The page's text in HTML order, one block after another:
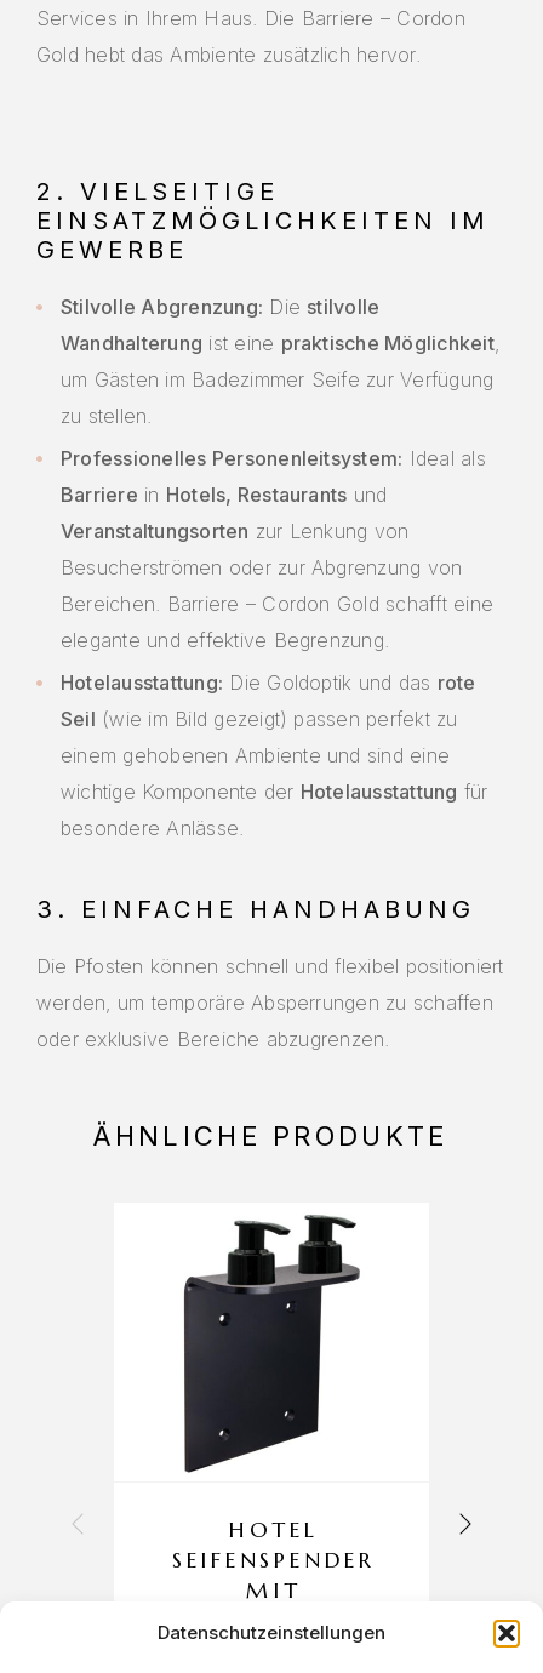
Datenschutzeinstellungen
Services in Ihrem Haus. Die Barriere – Cordon
Gold hebt das Ambiente zusätzlich hervor.
2. VIELSEITIGE
EINSATZMÖGLICHKEITEN IM
GEWERBE
Stilvolle Abgrenzung: Die stilvolle
Wandhalterung ist eine praktische Möglichkeit,
um Gästen im Badezimmer Seife zur Verfügung
zu stellen.
Professionelles Personenleitsystem: Ideal als
Barriere in Hotels, Restaurants und
Veranstaltungsorten zur Lenkung von
Besucherströmen oder zur Abgrenzung von
Bereichen. Barriere – Cordon Gold schafft eine
elegante und effektive Begrenzung.
Hotelausstattung: Die Goldoptik und das rote
Seil (wie im Bild gezeigt) passen perfekt zu
einem gehobenen Ambiente und sind eine
wichtige Komponente der Hotelausstattung für
besondere Anlässe.
3. EINFACHE HANDHABUNG
Die Pfosten können schnell und flexibel positioniert
werden, um temporäre Absperrungen zu schaffen
oder exklusive Bereiche abzugrenzen.
ÄHNLICHE PRODUKTE
HOTEL
SEIFENSPENDER
MIT
WANDHALTERUN